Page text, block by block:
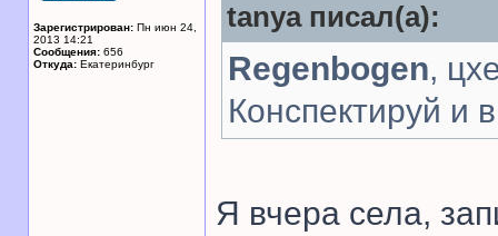
Зарегистрирован: Пн июн 24,
2013 14:21
Сообщения: 656
Откуда: Екатеринбург
tanya писал(а):
Regenbogen,
Конспектируй и
Я вчера села,